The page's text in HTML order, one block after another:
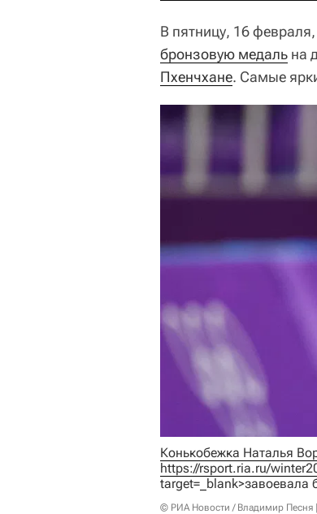
В пятницу, 16
бронзовую медаль на
Пхенчхане. Самые
https://rsport.ria.ru/
target=_blank>завоевала
© РИА Новости / Владимир Песня